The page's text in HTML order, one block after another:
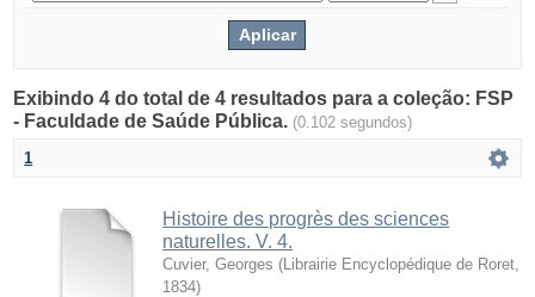
Exibindo 4 do total de 4 resultados para a coleção: FSP
- Faculdade de Saúde Pública. (0.102 segundos)
1
Histoire des progrès des sciences
naturelles. V. 4.
Cuvier, Georges ( Librairie Encyclopédique de Roret
1834)